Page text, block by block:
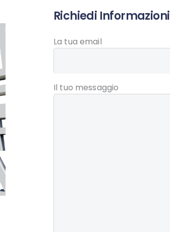
Richiedi Informazioni
La tua email
Il tuo messaggio